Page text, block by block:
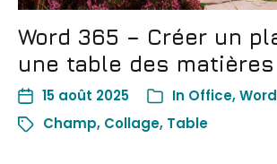
Word 365 – Créer un
une table des matières
15 août 2025 In Office,Word
Champ, Collage, Table